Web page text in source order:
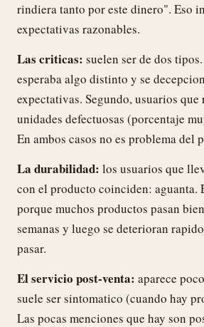
rindiera tanto por este dinero". Eso
expectativas razonables.
Las criticas: suelen ser de dos
esperaba algo distinto y se
expectativas. Segundo, usuarios
unidades defectuosas (porcentaje
En ambos casos no es problema del
La durabilidad: los usuarios que
con el producto coinciden: aguanta.
porque muchos productos pasan
semanas y luego se deterioran
pasar.
El servicio post-venta: aparece
suele ser sintomatico (cuando hay
Las pocas menciones que hay son